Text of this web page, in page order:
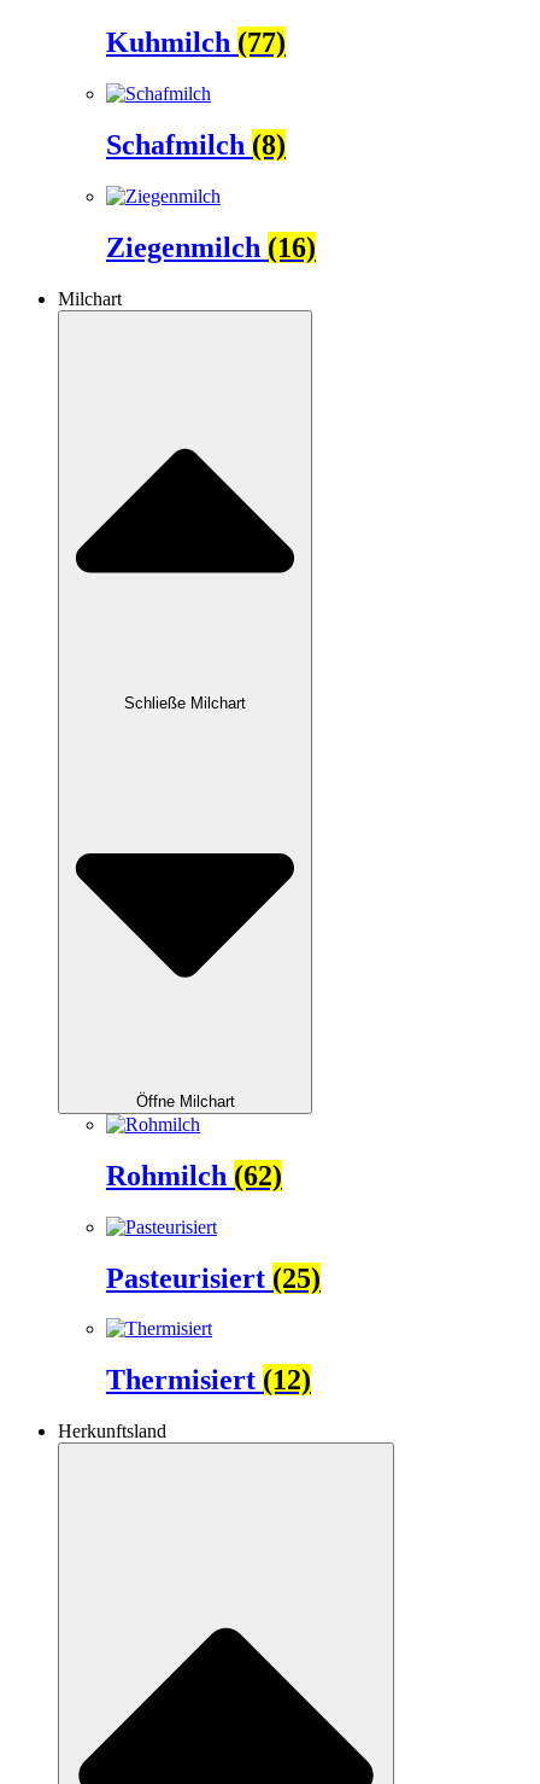
Kuhmilch (77)
Schafmilch (8)
Ziegenmilch (16)
Milchart
Schließe Milchart
Öffne Milchart
Rohmilch (62)
Pasteurisiert (25)
Thermisiert (12)
Herkunftsland